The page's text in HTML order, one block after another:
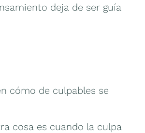
deja de ser guía
cómo de culpables se
cosa es cuando la culpa